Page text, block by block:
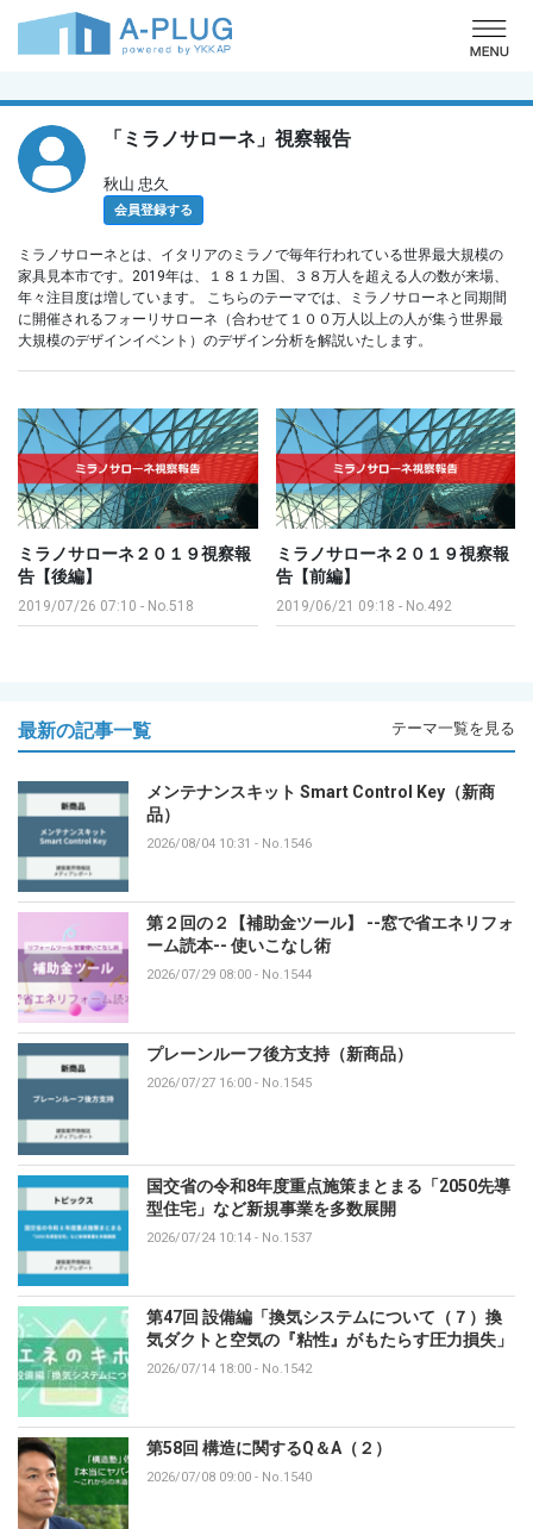
「ミラノサローネ」視察報告
秋山 忠久
会員登録する
ミラノサローネとは、イタリアのミラノで毎年行われている世界最大規模の
家具見本市です。2019年は、１８１カ国、３８万人を超える人の数が来場、
年々注目度は増しています。 こちらのテーマでは、ミラノサローネと同期間
に開催されるフォーリサローネ（合わせて１００万人以上の人が集う世界最
大規模のデザインイベント）のデザイン分析を解説いたします。
ミラノサローネ２０１９視察報
告【後編】
2019/07/26 07:10 - No.518
ミラノサローネ２０１９視察報
告【前編】
2019/06/21 09:18 - No.492
最新の記事一覧 テーマ一覧を見る
メンテナンスキット Smart Control Key（新商
品）
2026/08/04 10:31 - No.1546
第２回の２【補助金ツール】 --窓で省エネリフォ
ーム読本-- 使いこなし術
2026/07/29 08:00 - No.1544
プレーンルーフ後方支持（新商品）
2026/07/27 16:00 - No.1545
国交省の令和8年度重点施策まとまる「2050先導
型住宅」など新規事業を多数展開
2026/07/24 10:14 - No.1537
第47回 設備編「換気システムについて（７）換
気ダクトと空気の『粘性』がもたらす圧力損失」
2026/07/14 18:00 - No.1542
第58回 構造に関するQ＆A（２）
2026/07/08 09:00 - No.1540